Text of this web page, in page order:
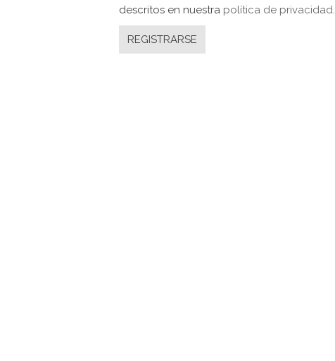
descritos en nuestra política de privacidad.
REGISTRARSE